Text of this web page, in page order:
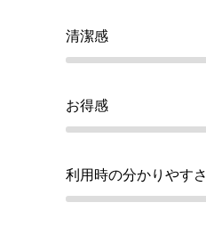
清潔感
お得感
利用時の分かりやすさ